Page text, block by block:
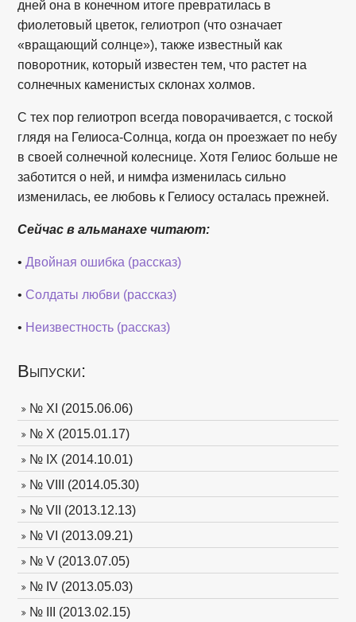
дней она в конечном итоге превратилась в
фиолетовый цветок, гелиотроп (что означает
«вращающий солнце»), также известный как
поворотник, который известен тем, что растет на
солнечных каменистых склонах холмов.
С тех пор гелиотроп всегда поворачивается, с тоской
глядя на Гелиоса-Солнца, когда он проезжает по небу
в своей солнечной колеснице. Хотя Гелиос больше не
заботится о ней, и нимфа изменилась сильно
изменилась, ее любовь к Гелиосу осталась прежней.
Сейчас в альманахе читают:
•Двойная ошибка (рассказ)
• Солдаты любви (рассказ)
• Неизвестность (рассказ)
Выпуски:
№ XI (2015.06.06)
№ X (2015.01.17)
№ IX (2014.10.01)
№ VIII (2014.05.30)
№ VII (2013.12.13)
№ VI (2013.09.21)
№ V (2013.07.05)
№ IV (2013.05.03)
№ III (2013.02.15)